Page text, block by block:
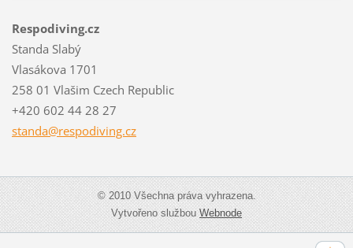
Respodiving.cz
Standa Slabý
Vlasákova 1701
258 01 Vlašim Czech Republic
+420 602 44 28 27
standa@respodiving.cz
© 2010 Všechna práva vyhrazena.
Vytvořeno službouWebnode